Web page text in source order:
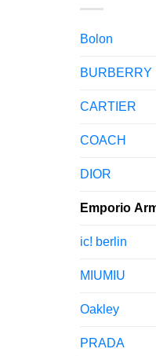
Bolon
BURBERRY
CARTIER
COACH
DIOR
Emporio
ic! berlin
MIUMIU
Oakley
PRADA